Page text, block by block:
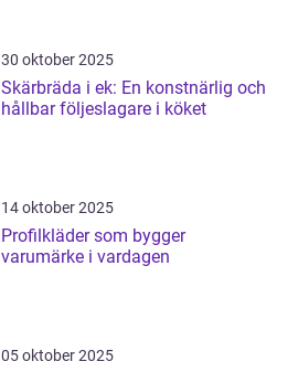
30 oktober 2025
Skärbräda i ek: En konstnärlig och
hållbar följeslagare i köket
14 oktober 2025
Profilkläder som bygger
varumärke i vardagen
05 oktober 2025